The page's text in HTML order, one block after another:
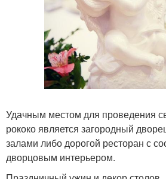
Удачным местом для проведения
рококо является загородный
залами либо дорогой ресторан с
дворцовым интерьером.